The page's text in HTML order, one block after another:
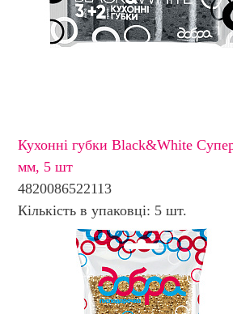
Кухонні губки Black&White
мм, 5 шт
4820086522113
Кількість в упаковці: 5 шт.